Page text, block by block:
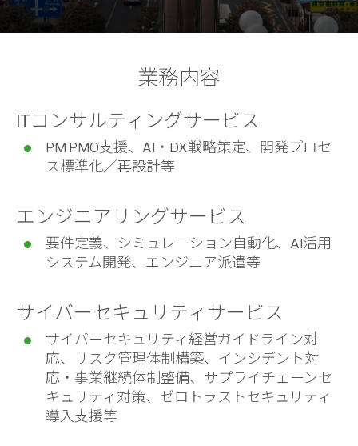
業務内容
ITコンサルティングサービス
PM PMO支援、AI・DX戦略策定、開発プロセ
ス標準化／再設計等
エンジニアリングサービス
要件定義、シミュレーション自動化、AI活用
システム開発、エンジニア派遣等
サイバーセキュリティサービス
サイバーセキュリティ経営ガイドライン対
応、リスク管理体制構築、インシデント対
応・事業継続体制整備、サプライチェーンセ
キュリティ対策、ゼロトラストセキュリティ
導入支援等